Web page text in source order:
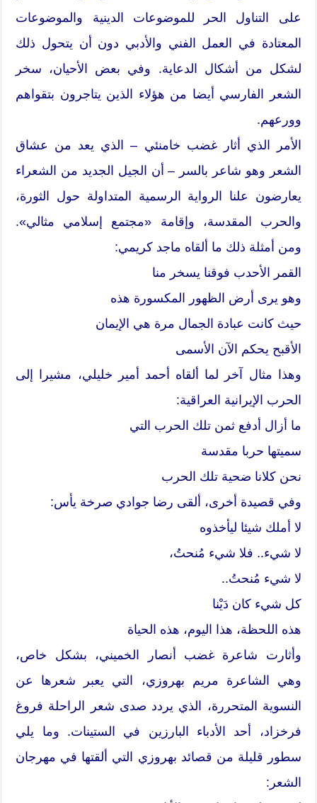
على التناول الحر للموضوعات الدينية والموضوعات
المعتادة في العمل الفني والأدبي دون أن يتحول ذلك
لشكل من أشكال الدعاية. وفي بعض الأحيان، سخر
الشعر الفارسي أيضا من هؤلاء الذين يتاجرون بتقواهم
وورعهم.
الأمر الذي أثار غضب خامنئي – الذي يعد من عشاق
الشعر وهو شاعر بالسر – أن الجيل الجديد من الشعراء
يعارضون علنا الرواية الرسمية المتداولة حول الثورة،
والحرب المقدسة، وإقامة «مجتمع إسلامي مثالي».
ومن أمثلة ذلك ما ألقاه ماجد كريمي:
القمر الأحدب فوقنا يسخر منا
وهو يرى أرض الظهور المكسورة هذه
حيث كانت عبادة الجمال مرة هي الإيمان
الأقبح يحكم الآن الأسمى
وهذا مثال آخر لما ألقاه أحمد أمير خليلي، مشيرا إلى
الحرب الإيرانية العراقية:
ما أزال أدفع ثمن تلك الحرب التي
سميتها حربا مقدسة
نحن كلانا ضحية تلك الحرب
وفي قصيدة أخرى، ألقى رضا جوادي صرخة يأس:
لا أملك شيئا ليأخذوه
لا شيء.. فلا شيء مُنحتُ،
لا شيء مُنحتُ..
كل شيء كان دَيْنا
هذه اللحظة، هذا اليوم، هذه الحياة
وأثارت شاعرة غضب أنصار الخميني، بشكل خاص،
وهي الشاعرة مريم بهروزي، التي يعبر شعرها عن
النسوية المتحررة، الذي يردد صدى شعر الراحلة فروغ
فرخزاد، أحد الأدباء البارزين في الستينات. وما يلي
سطور قليلة من قصائد بهروزي التي ألقتها في مهرجان
الشعر: